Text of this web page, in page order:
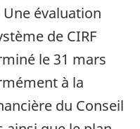
évaluation
de CIRF
le 31 mars
à la
du Conseil